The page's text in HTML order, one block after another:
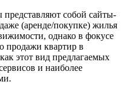
собой сайты-
(аренде/покупке) жилья
однако в фокусе
продажи квартир в
этот вид предлагаемых
и наиболее